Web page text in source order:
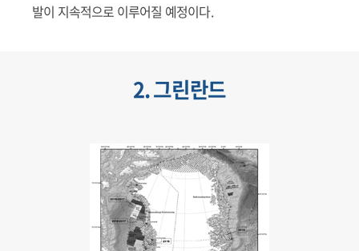
발이 지속적으로 이루어질 예정이다.
2. 그린란드